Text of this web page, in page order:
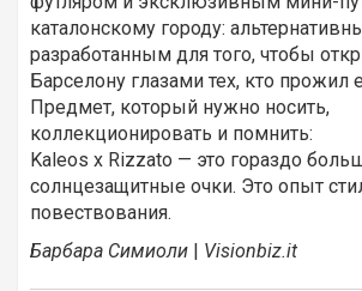
каталонскому городу:
разработанным для того, чтобы
Барселону глазами тех, кто прожил
Предмет, который нужно носить,
коллекционировать и помнить:
Kaleos х Rizzato — это гораздо
солнцезащитные очки. Это опыт
повествования.
Барбара Симиоли | Visionbiz.it